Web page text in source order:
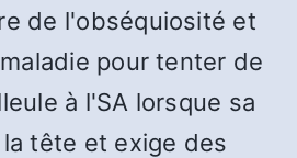
de l'obséquiosité et
pour tenter de
à l'SA lorsque sa
tête et exige des